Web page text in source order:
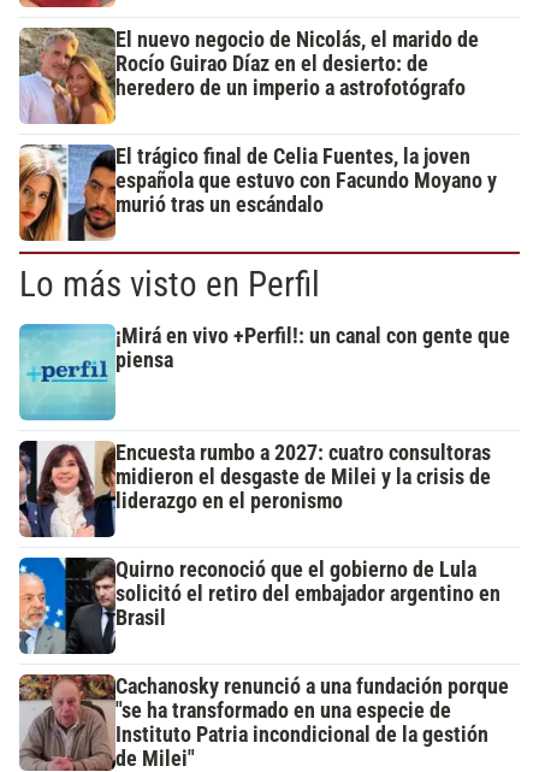
El nuevo negocio de Nicolás, el marido de
Rocío Guirao Díaz en el desierto: de
heredero de un imperio a astrofotógrafo
El trágico final de Celia Fuentes, la joven
española que estuvo con Facundo Moyano y
murió tras un escándalo
Lo más visto en Perfil
¡Mirá en vivo +Perfil!: un canal con gente que
piensa
Encuesta rumbo a 2027: cuatro consultoras
midieron el desgaste de Milei y la crisis de
liderazgo en el peronismo
Quirno reconoció que el gobierno de Lula
solicitó el retiro del embajador argentino en
Brasil
Cachanosky renunció a una fundación porque
"se ha transformado en una especie de
Instituto Patria incondicional de la gestión
de Milei"